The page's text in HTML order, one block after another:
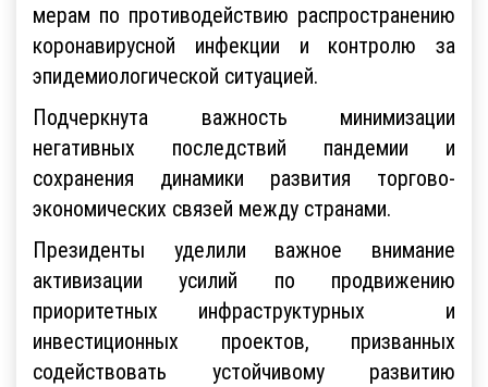
мерам по противодействию распространению
коронавирусной инфекции и контролю за
эпидемиологической ситуацией.
Подчеркнута важность минимизации
негативных последствий пандемии и
сохранения динамики развития торгово-
экономических связей между странами.
Президенты уделили важное внимание
активизации усилий по продвижению
приоритетных инфраструктурных и
инвестиционных проектов, призванных
содействовать устойчивому развитию